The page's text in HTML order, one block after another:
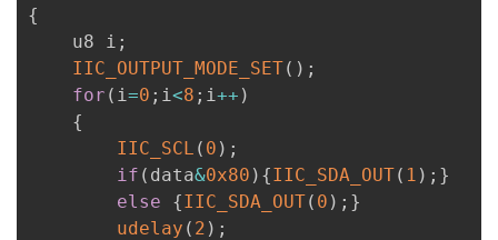
{
    u8 i
;
IIC_OUTPUT_MODE_SET( ) ;
for ( i =0 ; i <8 ; i ++ )
{
IIC_SCL ( 0 ) ;
if ( data&0x80 ) {IIC_SDA_OUT( 1 ) ; }
else
{IIC_SDA_OUT( 0 ) ; }
udelay ( 2 ) ;